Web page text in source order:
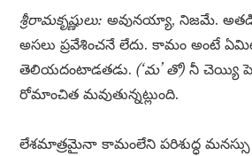
శ్రీరామకృష్ణులు: అవునయ్యా, నిజమే.
అసలు ప్రవేశించనే లేదు. కామం అంటే
తెలియదంటాడతడు.(‘మ’ తో) నీ చెయ్యి
రోమాంచిత మవుతున్నట్లుంది.
లేశమాత్రమైనా కామంలేని పరిశుద్ధ